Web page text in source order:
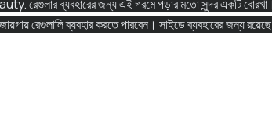
ব্যবহারের জন্য এই গরমে পড়ার মতো সুন্দর একটি বোরখা।
রেগুলালি ব্যবহার করতে পারবেন। সাইডে ব্যবহারের জন্য